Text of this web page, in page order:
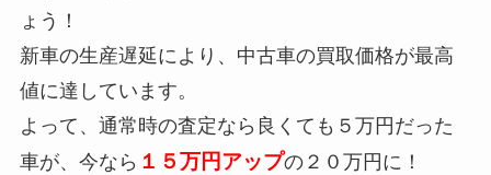
ょう！
新車の生産遅延により、 中古車の買取価格が最高
値に達しています。
よって、通常時の査定なら良くても５万円だった
車が、今なら １５万円アップの２０万円に！